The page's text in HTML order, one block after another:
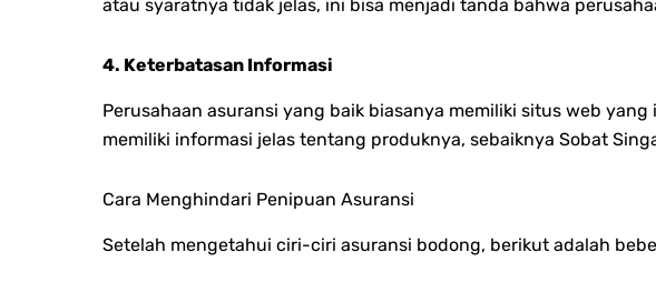
atau syaratnya tidak jelas, ini bisa menjadi tanda bahwa
4. Keterbatasan Informasi
Perusahaan asuransi yang baik biasanya memiliki situs web
memiliki informasi jelas tentang produknya, sebaiknya Sobat
Cara Menghindari Penipuan Asuransi
Setelah mengetahui ciri-ciri asuransi bodong, berikut adalah